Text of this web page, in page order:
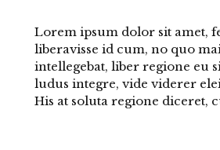
Lorem ipsum dolor sit amet,
liberavisse id cum, no quo
intellegebat, liber regione eu
ludus integre, vide viderer
His at soluta regione diceret,